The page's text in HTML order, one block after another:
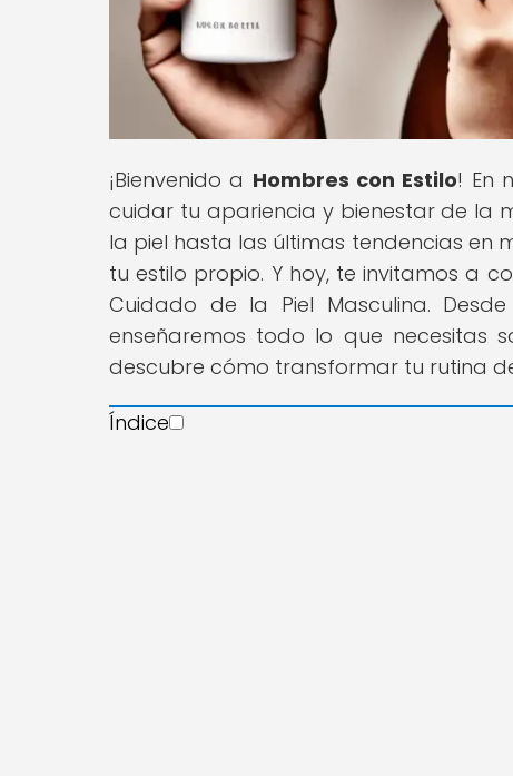
¡Bienvenido a Hombres con Estilo! En
cuidar tu apariencia y bienestar de la
la piel hasta las últimas tendencias
tu estilo propio. Y hoy, te invitamos a
Cuidado de la Piel Masculina.
enseñaremos todo lo que necesitas
descubre cómo transformar tu rutina
Índice